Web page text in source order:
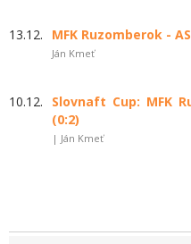
13.12. MFK Ruzomberok -
Ján Kmeť
10.12.
Slovnaft Cup: MFK
(0:2)
| Ján Kmeť